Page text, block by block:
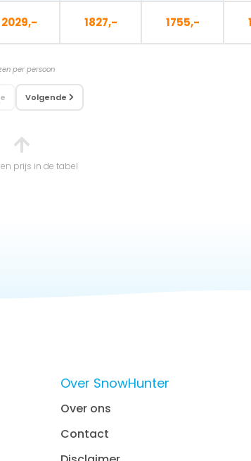
2029,- 1827,- 1755,-
per persoon
Volgende
prijs in de tabel
Over SnowHunter
Over ons
Contact